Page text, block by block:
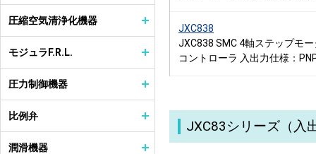
JXC838
JXC838 SMC 4軸ステップモー
コントローラ 入出力仕様：
JXC83シリーズ（入
圧縮空気清浄化機器
モジュラF.R.L.
圧力制御機器
比例弁
潤滑機器